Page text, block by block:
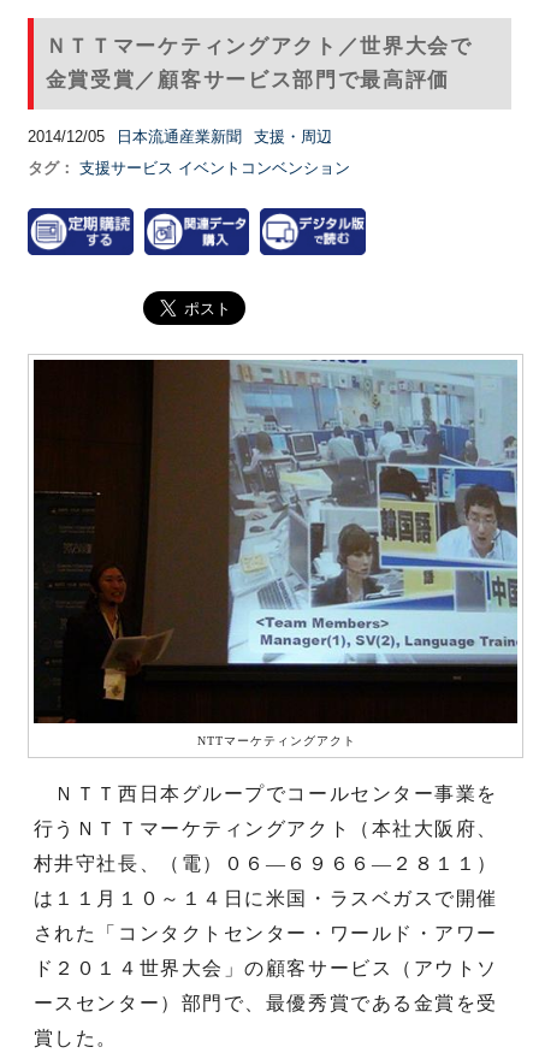
ＮＴＴマーケティングアクト／世界大会で
金賞受賞／顧客サービス部門で最高評価
2014/12/05 日本流通産業新聞
支援・周辺
タグ： 支援サービス イベントコンベンション
NTTマーケティングアクト
ＮＴＴ西日本グループでコールセンター事業を
行うＮＴＴマーケティングアクト（本社大阪府、
村井守社長、（電）０６―６９６６―２８１１）
は１１月１０～１４日に米国・ラスベガスで開催
された「コンタクトセンター・ワールド・アワー
ド２０１４世界大会」の顧客サービス（アウトソ
ースセンター）部門で、最優秀賞である金賞を受
賞した。